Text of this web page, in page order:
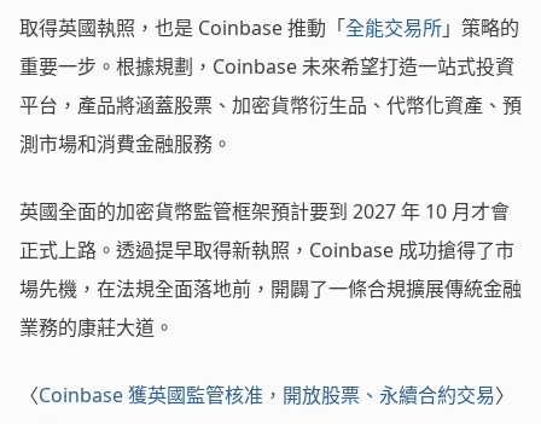
取得英國執照，也是 Coinbase 推動「全能交易所」策略的
重要一步。根據規劃，Coinbase 未來希望打造一站式投資
平台，產品將涵蓋股票、加密貨幣衍生品、代幣化資產、預
測市場和消費金融服務。
英國全面的加密貨幣監管框架預計要到 2027 年 10 月才會
正式上路。透過提早取得新執照，Coinbase 成功搶得了市
場先機，在法規全面落地前，開闢了一條合規擴展傳統金融
業務的康莊大道。
〈Coinbase 獲英國監管核准，開放股票、永續合約交易〉